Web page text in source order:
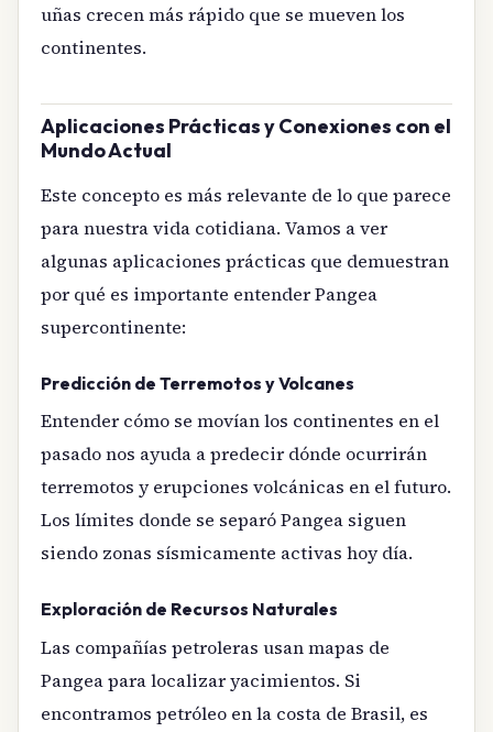
uñas crecen más rápido que se mueven los
continentes.
Aplicaciones Prácticas y Conexiones con el
Mundo Actual
Este concepto es más relevante de lo que parece
para nuestra vida cotidiana. Vamos a ver
algunas aplicaciones prácticas que demuestran
por qué es importante entender Pangea
supercontinente:
Predicción de Terremotos y Volcanes
Entender cómo se movían los continentes en el
pasado nos ayuda a predecir dónde ocurrirán
terremotos y erupciones volcánicas en el futuro.
Los límites donde se separó Pangea siguen
siendo zonas sísmicamente activas hoy día.
Exploración de Recursos Naturales
Las compañías petroleras usan mapas de
Pangea para localizar yacimientos. Si
encontramos petróleo en la costa de Brasil, es